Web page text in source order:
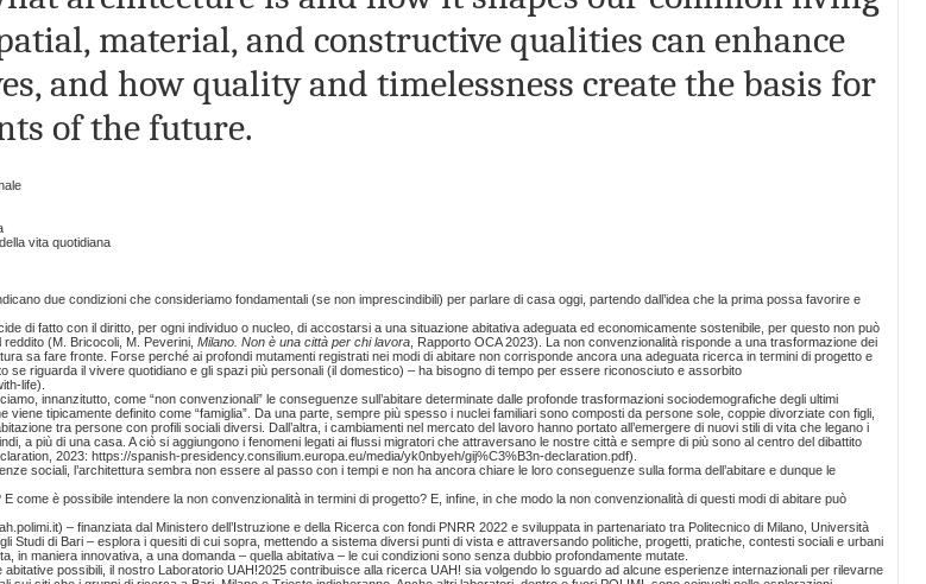
material, and constructive qualities can enhance
and how quality and timelessness create the basis for
of the future.
vita quotidiana
due condizioni che consideriamo fondamentali (se non imprescindibili) per parlare di casa oggi, partendo dall’idea che la prima possa favorire e
di fatto con il diritto, per ogni individuo o nucleo, di accostarsi a una situazione abitativa adeguata ed economicamente sostenibile, per questo non può
(M. Bricocoli, M. Peverini, Milano. Non è una città per chi lavora, Rapporto OCA 2023). La non convenzionalità risponde a una trasformazione dei
sa fare fronte. Forse perché ai profondi mutamenti registrati nei modi di abitare non corrisponde ancora una adeguata ricerca in termini di progetto e
se riguarda il vivere quotidiano e gli spazi più personali (il domestico) – ha bisogno di tempo per essere riconosciuto e assorbito
life).
innanzitutto, come “non convenzionali” le conseguenze sull’abitare determinate dalle profonde trasformazioni sociodemografiche degli ultimi
tipicamente definito come “famiglia”. Da una parte, sempre più spesso i nuclei familiari sono composti da persone sole, coppie divorziate con figli,
tra persone con profili sociali diversi. Dall’altra, i cambiamenti nel mercato del lavoro hanno portato all’emergere di nuovi stili di vita che legano i
a più di una casa. A ciò si aggiungono i fenomeni legati ai flussi migratori che attraversano le nostre città e sempre di più sono al centro del dibattito
2023: https://spanish-presidency.consilium.europa.eu/media/yk0nbyeh/gij%C3%B3n-declaration.pdf).
sociali, l’architettura sembra non essere al passo con i tempi e non ha ancora chiare le loro conseguenze sulla forma dell’abitare e dunque le
come è possibile intendere la non convenzionalità in termini di progetto? E, infine, in che modo la non convenzionalità di questi modi di abitare può
– finanziata dal Ministero dell’Istruzione e della Ricerca con fondi PNRR 2022 e sviluppata in partenariato tra Politecnico di Milano, Università
Studi di Bari – esplora i quesiti di cui sopra, mettendo a sistema diversi punti di vista e attraversando politiche, progetti, pratiche, contesti sociali e urbani
in maniera innovativa, a una domanda – quella abitativa – le cui condizioni sono senza dubbio profondamente mutate.
abitative possibili, il nostro Laboratorio UAH!2025 contribuisce alla ricerca UAH! sia volgendo lo sguardo ad alcune esperienze internazionali per rilevarne